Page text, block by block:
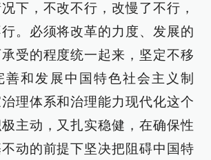
下，不改不行，改慢了不行，
。必须将改革的力度、发展的
受的程度统一起来，坚定不移
善和发展中国特色社会主义制
理体系和治理能力现代化这个
主动，又扎实稳健，在确保性
动的前提下坚决把阻碍中国特